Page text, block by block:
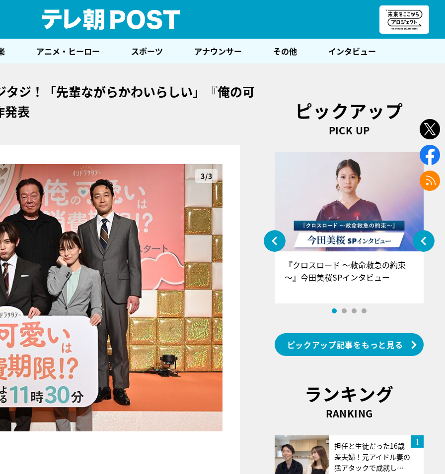
アニメ・ヒーロー スポーツ アナウンサー その他 インタビュー
ジ！「先輩ながらかわいらしい」『俺の可
発表
3/3
ピックアップ
PICK UP
『アイ＝ラブ！げーみんぐ』＝LOV
E齋藤樹愛羅＆佐々木舞香SPインタ
ビュー
『クロスロード ～救命救急の約束
～』今田美桜SPインタビュー
ピックアップ記事をもっと見る
ランキング
RANKING
1
担任と生徒だった16歳
差夫婦！元アイドル妻の
猛アタックで成就し…